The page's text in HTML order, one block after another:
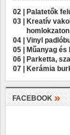
02 |
Palatetők
03 |
Kreatív
homlokzaton
04 |
Vinyl
05 |
Műanyag
06 |
Parketta,
07 |
Kerámia
FACEBOOK»